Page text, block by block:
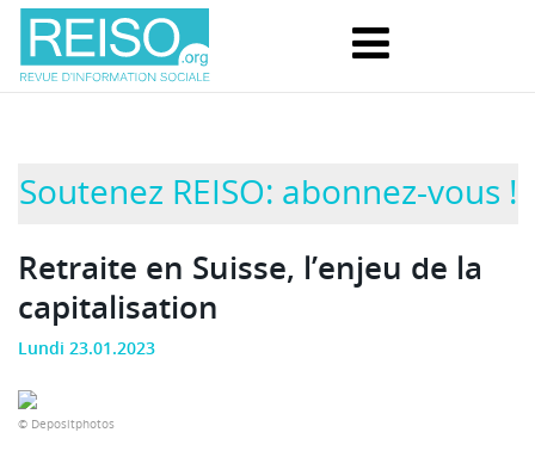
Soutenez REISO: abonnez-vous !
Retraite en Suisse, l’enjeu de la
capitalisation
Lundi 23.01.2023
© Depositphotos